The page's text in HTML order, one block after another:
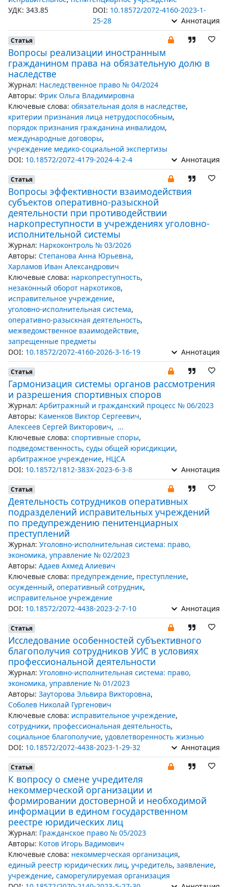
УДК: 343.85
DOI: 10.18572/2072-4160-2023-1-
25-28
Аннотация
Статья
Вопросы реализации иностранным
гражданином права на обязательную долю в
наследстве
Журнал: Наследственное право № 04/2024
Авторы: Фрик Ольга Владимировна
Ключевые слова: обязательная доля в наследстве,
критерии признания лица нетрудоспособным,
порядок признания гражданина инвалидом,
международные договоры,
учреждение медико-социальной экспертизы
DOI: 10.18572/2072-4179-2024-4-2-4 Аннотация
Статья
Вопросы эффективности взаимодействия
субъектов оперативно-разыскной
деятельности при противодействии
наркопреступности в учреждениях уголовно-
исполнительной системы
Журнал: Наркоконтроль № 03/2026
Авторы: Степанова Анна Юрьевна,
Харламов Иван Александрович
Ключевые слова: наркопреступность,
незаконный оборот наркотиков,
исправительное учреждение,
уголовно-исполнительная система,
оперативно-разыскная деятельность,
межведомственное взаимодействие,
запрещенные предметы
DOI: 10.18572/2072-4160-2026-3-16-19 Аннотация
Статья
Гармонизация системы органов рассмотрения
и разрешения спортивных споров
Журнал: Арбитражный и гражданский процесс № 06/2023
Авторы: Каменков Виктор Сергеевич,
Алексеев Сергей Викторович, ...
Ключевые слова: спортивные споры,
подведомственность, суды общей юрисдикции,
арбитражное учреждение, НЦСА
DOI: 10.18572/1812-383X-2023-6-3-8 Аннотация
Статья
Деятельность сотрудников оперативных
подразделений исправительных учреждений
по предупреждению пенитенциарных
преступлений
Журнал: Уголовно-исполнительная система: право,
экономика, управление № 02/2023
Авторы: Адаев Ахмед Алиевич
Ключевые слова: предупреждение, преступление,
осужденный, оперативный сотрудник,
исправительное учреждение
DOI: 10.18572/2072-4438-2023-2-7-10 Аннотация
Статья
Исследование особенностей субъективного
благополучия сотрудников УИС в условиях
профессиональной деятельности
Журнал: Уголовно-исполнительная система: право,
экономика, управление № 01/2023
Авторы: Зауторова Эльвира Викторовна,
Соболев Николай Гургенович
Ключевые слова: исправительное учреждение,
сотрудники, профессиональная деятельность,
социальное благополучие, удовлетворенность жизнью
DOI: 10.18572/2072-4438-2023-1-29-32 Аннотация
Статья
К вопросу о смене учредителя
некоммерческой организации и
формировании достоверной и необходимой
информации в едином государственном
реестре юридических лиц
Журнал: Гражданское право № 05/2023
Авторы: Котов Игорь Вадимович
Ключевые слова: некоммерческая организация,
единый реестр юридических лиц, учредитель, заявление,
учреждение, саморегулируемая организация